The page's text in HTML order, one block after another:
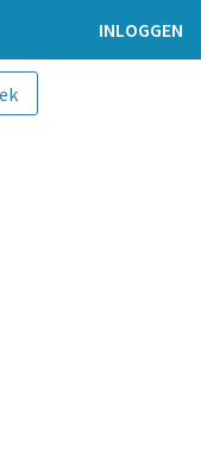
INLOGGEN